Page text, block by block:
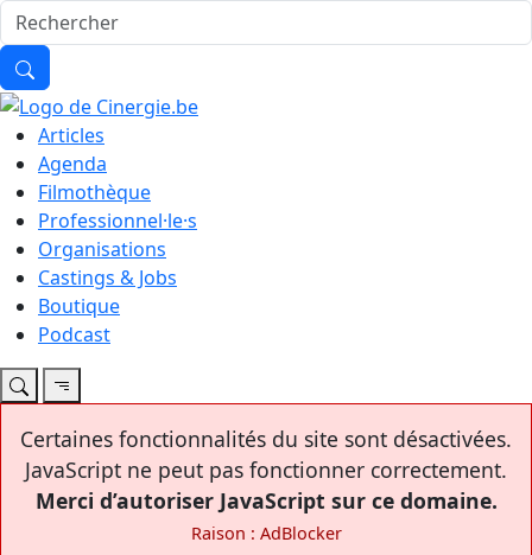
Articles
Agenda
Filmothèque
Professionnel·le·s
Organisations
Castings & Jobs
Boutique
Podcast
Certaines fonctionnalités du site sont désactivées.
JavaScript ne peut pas fonctionner correctement.
Merci d’autoriser JavaScript sur ce domaine.
Raison : AdBlocker